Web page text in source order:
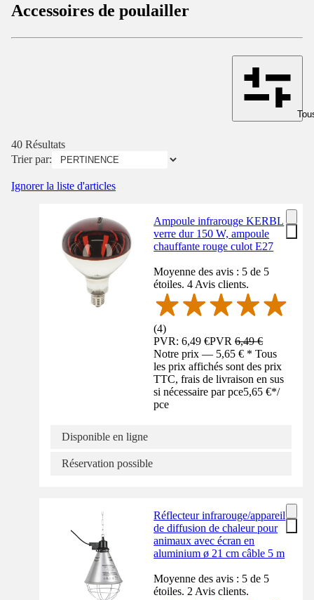
Accessoires de poulailler
40 Résultats
Trier par:
Ignorer la liste d'articles
Ampoule infrarouge KERBL
verre dur 150 W, ampoule
chauffante rouge culot E27
Moyenne des avis : 5 de 5
étoiles. 4 Avis clients.
(4)
PVR: 6,49 €PVR6,49 €
Notre prix — 5,65 € * Tous
les prix affichés sont des prix
TTC, frais de livraison en sus
si nécessaire par pce5,65 €*/
pce
Disponible en ligne
Réservation possible
Réflecteur infrarouge/appareil
de diffusion de chaleur pour
animaux avec écran en
aluminium ø 21 cm câble 5 m
Moyenne des avis : 5 de 5
étoiles. 2 Avis clients.